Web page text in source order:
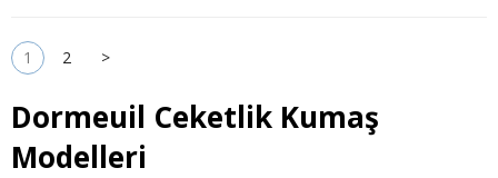
1 2 >
Dormeuil Ceketlik Kumaş
Modelleri